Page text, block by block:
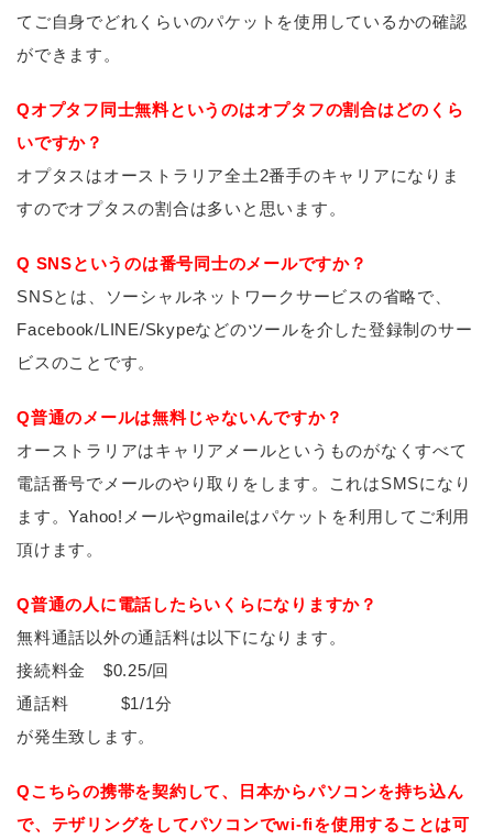
てご自身でどれくらいのパケットを使用しているかの確認
ができます。
Qオプタフ同士無料というのはオプタフの割合はどのくら
いですか？
オプタスはオーストラリア全土2番手のキャリアになりま
すのでオプタスの割合は多いと思います。
Q SNSというのは番号同士のメールですか？
SNSとは、ソーシャルネットワークサービスの省略で、
Facebook/LINE/Skypeなどのツールを介した登録制のサー
ビスのことです。
Q普通のメールは無料じゃないんですか？
オーストラリアはキャリアメールというものがなくすべて
電話番号でメールのやり取りをします。これはSMSになり
ます。Yahoo!メールやgmaileはパケットを利用してご利用
頂けます。
Q普通の人に電話したらいくらになりますか？
無料通話以外の通話料は以下になります。
接続料金 $0.25/回
通話料 $1/1分
が発生致します。
Qこちらの携帯を契約して、日本からパソコンを持ち込ん
で、テザリングをしてパソコンでwi-fiを使用することは可